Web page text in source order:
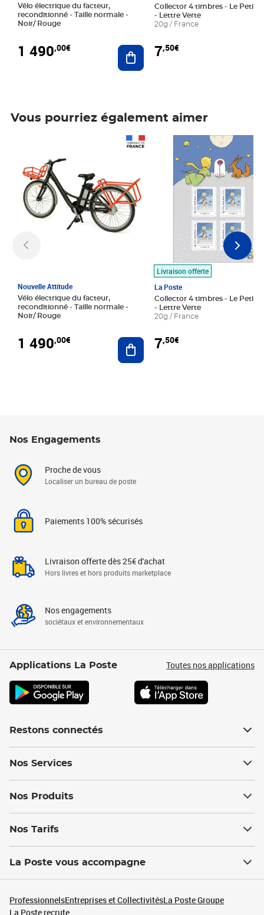
Vélo électrique du facteur,
reconditionné - Taille normale -
Noir/ Rouge
1 490,00€ Ajouter au panier
Collector 4 timbres - Le Petit
- Lettre Verte
20g / France
7,50€
Vous pourriez également aimer
Nouvelle Attitude
Vélo électrique du facteur,
reconditionné - Taille normale -
Noir/ Rouge
1 490,00€ Ajouter au panier
Livraison offerte
La Poste
Collector 4 timbres - Le Petit
- Lettre Verte
20g / France
7,50€
Prix 7,50€
Nos Engagements
Proche de vous
Localiser un bureau de poste
Paiements 100% sécurisés
Livraison offerte dès 25€ d'achat
Hors livres et hors produits marketplace
Nos engagements
sociétaux et environnementaux
Applications La Poste Toutes nos applications
Restons connectés
Nos Services
Nos Produits
Nos Tarifs
La Poste vous accompagne
ProfessionnelsEntreprises et CollectivitésLa Poste Groupe
La Poste recrute